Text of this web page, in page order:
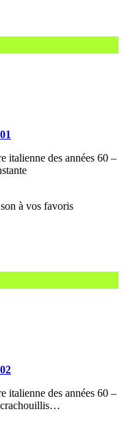
italienne des années 60 –
italienne des années 60 –
crachouillis…